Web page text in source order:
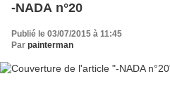
-NADA n°20
Publié le 03/07/2015 à 11:45
Par painterman